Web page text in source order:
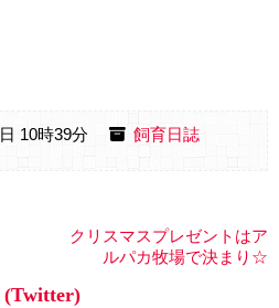
10時39分 飼育日誌
クリスマスプレゼントはア
ルパカ牧場で決まり☆
(Twitter)